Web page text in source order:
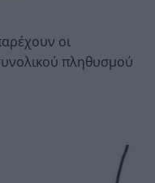
οι
πληθυσμού